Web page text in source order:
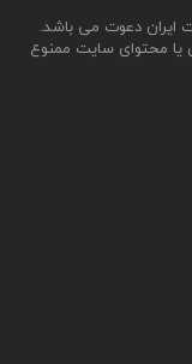
ایران دعوت می باشد.
یا محتوای سایت ممنوع